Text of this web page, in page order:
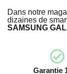
Dans notre
dizaines de
SAMSUNG
Garantie